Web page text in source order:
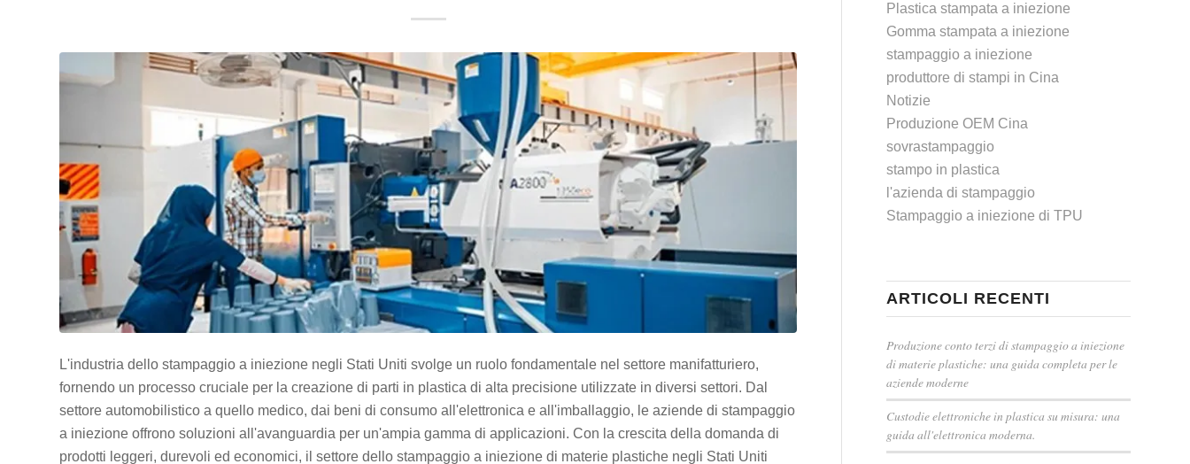
L'industria dello stampaggio a iniezione negli Stati Uniti svolge un ruolo fondamentale nel settore manifatturiero,
fornendo un processo cruciale per la creazione di parti in plastica di alta precisione utilizzate in diversi settori. Dal
settore automobilistico a quello medico, dai beni di consumo all'elettronica e all'imballaggio, le aziende di stampaggio
a iniezione offrono soluzioni all'avanguardia per un'ampia gamma di applicazioni. Con la crescita della domanda di
prodotti leggeri, durevoli ed economici, il settore dello stampaggio a iniezione di materie plastiche negli Stati Uniti
Plastica stampata a iniezione
Gomma stampata a iniezione
stampaggio a iniezione
produttore di stampi in Cina
Notizie
Produzione OEM Cina
sovrastampaggio
stampo in plastica
l'azienda di stampaggio
Stampaggio a iniezione di TPU
ARTICOLI RECENTI
Produzione conto terzi di stampaggio a iniezione
di materie plastiche: una guida completa per le
aziende moderne
Custodie elettroniche in plastica su misura: una
guida all'elettronica moderna.